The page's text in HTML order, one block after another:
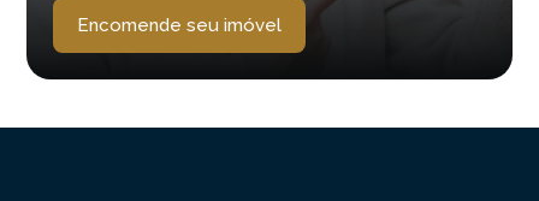
Encomende seu imóvel